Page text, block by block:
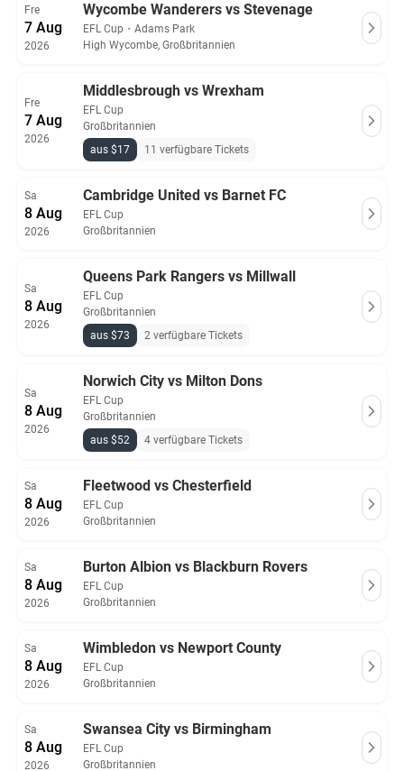
Fre
7 Aug
2026
Wycombe Wanderers vs Stevenage
EFL Cup ・ Adams Park
High Wycombe, Großbritannien
Fre
7 Aug
2026
Middlesbrough vs Wrexham
EFL Cup
Großbritannien
aus $17
11 verfügbare Tickets
Sa
8 Aug
2026
Cambridge United vs Barnet FC
EFL Cup
Großbritannien
Sa
8 Aug
2026
Queens Park Rangers vs Millwall
EFL Cup
Großbritannien
aus $73
2 verfügbare Tickets
Sa
8 Aug
2026
Norwich City vs Milton Dons
EFL Cup
Großbritannien
aus $52
4 verfügbare Tickets
Sa
8 Aug
2026
Fleetwood vs Chesterfield
EFL Cup
Großbritannien
Sa
8 Aug
2026
Burton Albion vs Blackburn Rovers
EFL Cup
Großbritannien
Sa
8 Aug
2026
Wimbledon vs Newport County
EFL Cup
Großbritannien
Sa
8 Aug
2026
Swansea City vs Birmingham
EFL Cup
Großbritannien